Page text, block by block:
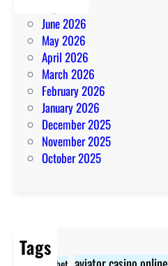
June 2026
May 2026
April 2026
March 2026
February 2026
January 2026
December 2025
November 2025
October 2025
Tags